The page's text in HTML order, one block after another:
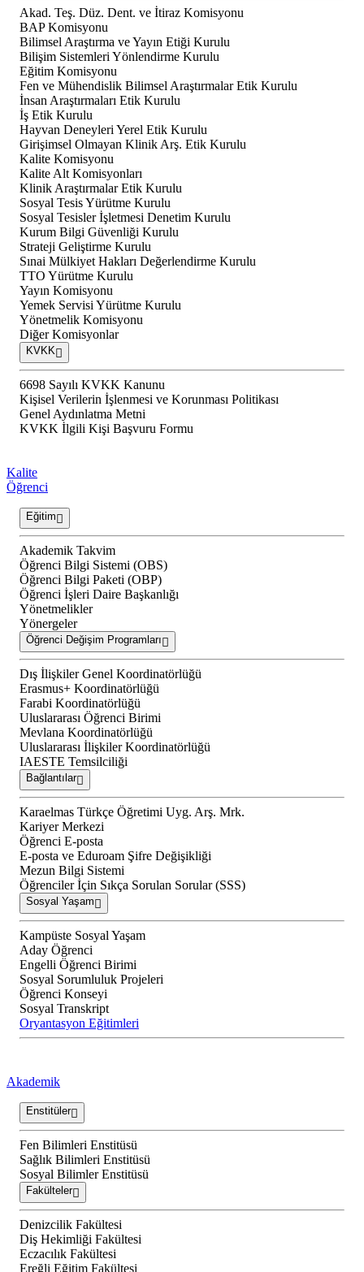
Akad. Teş. Düz. Dent. ve İtiraz Komisyonu
BAP Komisyonu
Bilimsel Araştırma ve Yayın Etiği Kurulu
Bilişim Sistemleri Yönlendirme Kurulu
Eğitim Komisyonu
Fen ve Mühendislik Bilimsel Araştırmalar Etik Kurulu
İnsan Araştırmaları Etik Kurulu
İş Etik Kurulu
Hayvan Deneyleri Yerel Etik Kurulu
Girişimsel Olmayan Klinik Arş. Etik Kurulu
Kalite Komisyonu
Kalite Alt Komisyonları
Klinik Araştırmalar Etik Kurulu
Sosyal Tesis Yürütme Kurulu
Sosyal Tesisler İşletmesi Denetim Kurulu
Kurum Bilgi Güvenliği Kurulu
Strateji Geliştirme Kurulu
Sınai Mülkiyet Hakları Değerlendirme Kurulu
TTO Yürütme Kurulu
Yayın Komisyonu
Yemek Servisi Yürütme Kurulu
Yönetmelik Komisyonu
Diğer Komisyonlar
KVKK
6698 Sayılı KVKK Kanunu
Kişisel Verilerin İşlenmesi ve Korunması Politikası
Genel Aydınlatma Metni
KVKK İlgili Kişi Başvuru Formu
Kalite
Öğrenci
Eğitim
Akademik Takvim
Öğrenci Bilgi Sistemi (OBS)
Öğrenci Bilgi Paketi (OBP)
Öğrenci İşleri Daire Başkanlığı
Yönetmelikler
Yönergeler
Öğrenci Değişim Programları
Dış İlişkiler Genel Koordinatörlüğü
Erasmus+ Koordinatörlüğü
Farabi Koordinatörlüğü
Uluslararası Öğrenci Birimi
Mevlana Koordinatörlüğü
Uluslararası İlişkiler Koordinatörlüğü
IAESTE Temsilciliği
Bağlantılar
Karaelmas Türkçe Öğretimi Uyg. Arş. Mrk.
Kariyer Merkezi
Öğrenci E-posta
E-posta ve Eduroam Şifre Değişikliği
Mezun Bilgi Sistemi
Öğrenciler İçin Sıkça Sorulan Sorular (SSS)
Sosyal Yaşam
Kampüste Sosyal Yaşam
Aday Öğrenci
Engelli Öğrenci Birimi
Sosyal Sorumluluk Projeleri
Öğrenci Konseyi
Sosyal Transkript
Oryantasyon Eğitimleri
Akademik
Enstitüler
Fen Bilimleri Enstitüsü
Sağlık Bilimleri Enstitüsü
Sosyal Bilimler Enstitüsü
Fakülteler
Denizcilik Fakültesi
Diş Hekimliği Fakültesi
Eczacılık Fakültesi
Ereğli Eğitim Fakültesi